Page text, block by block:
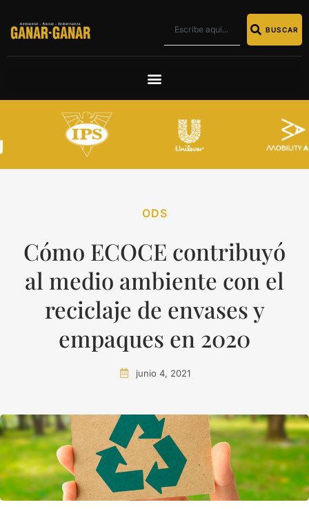
BUSCAR
ODS
Cómo ECOCE contribuyó
al medio ambiente con el
reciclaje de envases y
empaques en 2020
junio 4, 2021